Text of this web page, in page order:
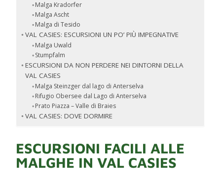
Malga Kradorfer
Malga Ascht
Malga di Tesido
VAL CASIES: ESCURSIONI UN PO’ PIÙ IMPEGNATIVE
Malga Uwald
Stumpfalm
ESCURSIONI DA NON PERDERE NEI DINTORNI DELLA
VAL CASIES
Malga Steinzger dal lago di Anterselva
Rifugio Obersee dal Lago di Anterselva
Prato Piazza – Valle di Braies
VAL CASIES: DOVE DORMIRE
ESCURSIONI FACILI ALLE
MALGHE IN VAL CASIES